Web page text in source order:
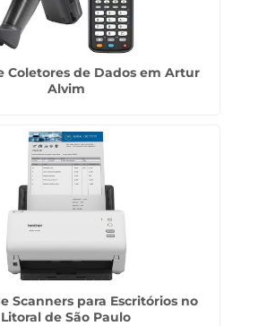
Coletores de Dados em Artur
Alvim
Scanners para Escritórios no
Litoral de São Paulo